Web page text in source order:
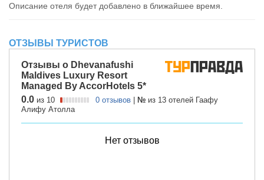
Описание отеля будет добавлено в ближайшее время.
ОТЗЫВЫ ТУРИСТОВ